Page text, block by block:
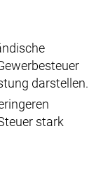
darstellen.
stark